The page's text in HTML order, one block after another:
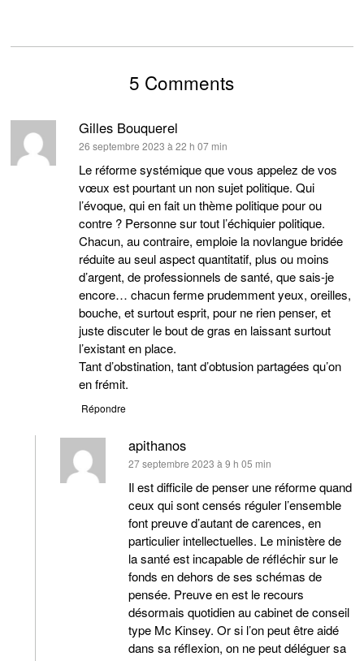
5 Comments
Gilles Bouquerel
dit :
26 septembre 2023 à 22 h 07 min
Le réforme systémique que vous appelez de vos
vœux est pourtant un non sujet politique. Qui
l’évoque, qui en fait un thème politique pour ou
contre ? Personne sur tout l’échiquier politique.
Chacun, au contraire, emploie la novlangue bridée
réduite au seul aspect quantitatif, plus ou moins
d’argent, de professionnels de santé, que sais-je
encore… chacun ferme prudemment yeux, oreilles,
bouche, et surtout esprit, pour ne rien penser, et
juste discuter le bout de gras en laissant surtout
l’existant en place.
Tant d’obstination, tant d’obtusion partagées qu’on
en frémit.
Répondre
apithanos
dit :
27 septembre 2023 à 9 h 05 min
Il est difficile de penser une réforme quand
ceux qui sont censés réguler l’ensemble
font preuve d’autant de carences, en
particulier intellectuelles. Le ministère de
la santé est incapable de réfléchir sur le
fonds en dehors de ses schémas de
pensée. Preuve en est le recours
désormais quotidien au cabinet de conseil
type Mc Kinsey. Or si l’on peut être aidé
dans sa réflexion, on ne peut déléguer sa